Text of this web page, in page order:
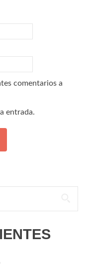
comentarios a
entrada.